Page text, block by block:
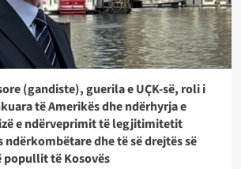
(gandiste), guerila e UÇK-së, roli i
të Amerikës dhe ndërhyrja e
e ndërveprimit të legjitimitetit
dhe të së drejtës së
popullit të Kosovës